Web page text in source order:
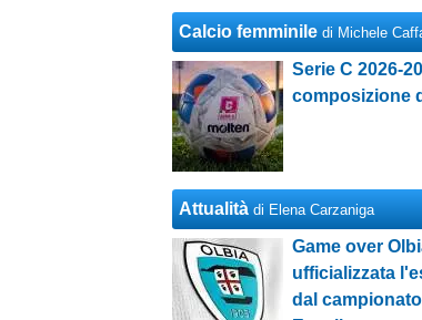
Calcio femminile di Michele
Serie C 2026-
composizione
Attualità di Elena Carzaniga
Game over
ufficializzata
dal